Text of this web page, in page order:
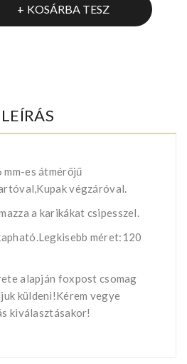
KOSÁRBA TESZ
LEÍRÁS
es átmérőjű
végzáróval.
a karikákat csipesszel.
méret:120
alapján foxpost csomag
küldeni!Kérem vegye
kiválasztásakor!